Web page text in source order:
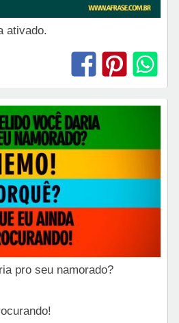
ativado.
pro seu namorado?